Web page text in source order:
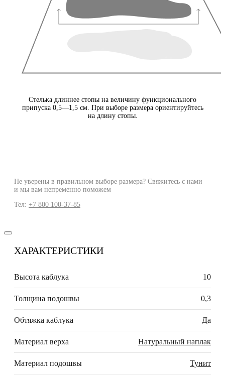
Стелька длиннее стопы на величину функционального
припуска 0,5—1,5 см. При выборе размера ориентируйтесь
на длину стопы.
Не уверены в правильном выборе размера? Свяжитесь с нами
и мы вам непременно поможем
Тел: +7 800 100-37-85
ХАРАКТЕРИСТИКИ
Высота каблука 10
Толщина подошвы 0,3
Обтяжка каблука Да
Материал верха Натуральный наплак
Материал подошвы Тунит